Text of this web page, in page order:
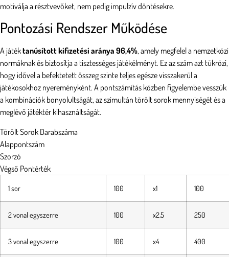
motiválja a résztvevőket, nem pedig impulzív döntésekre.
Pontozási Rendszer Működése
A játéktanúsított kifizetési aránya 96,4%, amely megfelel a nemzetközi
normáknak és biztosítja a tisztességes játékélményt. Ez az szám azt tükrözi,
hogy idővel a befektetett összeg szinte teljes egésze visszakerül a
játékosokhoz nyereményként. A pontszámítás közben figyelembe vesszük
a kombinációk bonyolultságát, az szimultán törölt sorok mennyiségét és a
meglévő játéktér kihasználtságát.
Törölt Sorok Darabszáma
Alappontszám
Szorzó
Végső Pontérték
1 sor 100 x1 100
2 vonal egyszerre 100 x2.5 250
3 vonal egyszerre 100 x4 400